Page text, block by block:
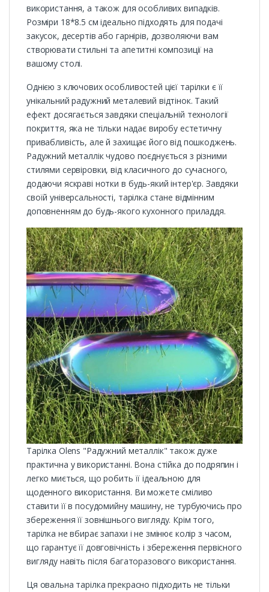
використання, а також для особливих випадків.
Розміри 18*8.5 см ідеально підходять для подачі
закусок, десертів або гарнірів, дозволяючи вам
створювати стильні та апетитні композиції на
вашому столі.
Однією з ключових особливостей цієї тарілки є її
унікальний радужний металевий відтінок. Такий
ефект досягається завдяки спеціальній технології
покриття, яка не тільки надає виробу естетичну
привабливість, але й захищає його від пошкоджень.
Радужний металлік чудово поєднується з різними
стилями сервіровки, від класичного до сучасного,
додаючи яскраві нотки в будь-який інтер'єр. Завдяки
своїй універсальності, тарілка стане відмінним
доповненням до будь-якого кухонного приладдя.
Тарілка Olens "Радужний металлік" також дуже
практична у використанні. Вона стійка до подряпин і
легко миється, що робить її ідеальною для
щоденного використання. Ви можете сміливо
ставити її в посудомийну машину, не турбуючись про
збереження її зовнішнього вигляду. Крім того,
тарілка не вбирає запахи і не змінює колір з часом,
що гарантує її довговічність і збереження первісного
вигляду навіть після багаторазового використання.
Ця овальна тарілка прекрасно підходить не тільки